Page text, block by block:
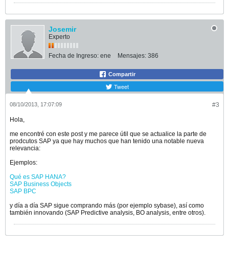
Josemir
Experto
Fecha de Ingreso: ene Mensajes: 386
Compartir
Tweet
#3
08/10/2013, 17:07:09
Hola,
me encontré con este post y me parece útil que se actualice la parte de
prodcutos SAP ya que hay muchos que han tenido una notable nueva
relevancia:
Ejemplos:
Qué es SAP HANA?
SAP Business Objects
SAP BPC
y día a día SAP sigue comprando más (por ejemplo sybase), así como
también innovando (SAP Predictive analysis, BO analysis, entre otros).